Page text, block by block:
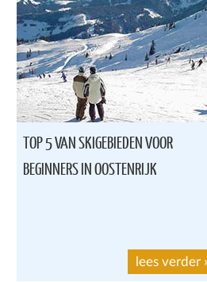
TOP 5 VAN SKIGEBIEDEN VOOR
BEGINNERS IN OOSTENRIJK
lees verder